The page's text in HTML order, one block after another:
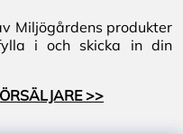
Miljögårdens produkter
i och skicka in din
>>